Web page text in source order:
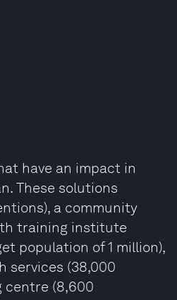
have an impact in
These solutions
a community
training institute
population of 1 million),
services (38,000
centre (8,600